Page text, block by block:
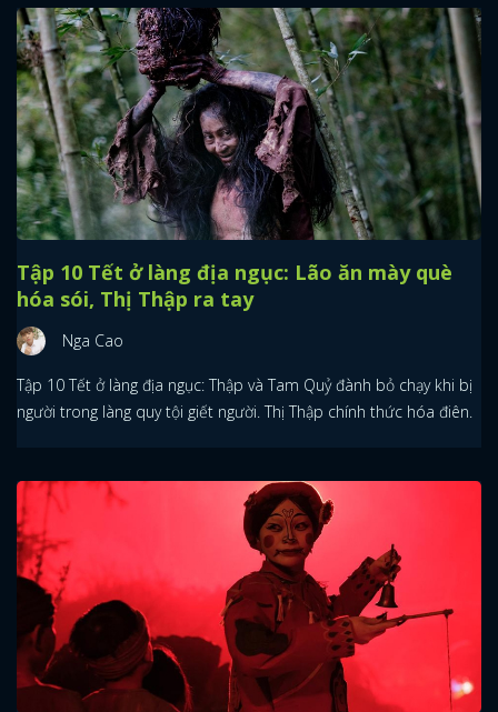
Tập 10 Tết ở làng địa ngục: Lão ăn mày què
hóa sói, Thị Thập ra tay
Nga Cao
Tập 10 Tết ở làng địa ngục: Thập và Tam Quỷ đành bỏ chạy khi bị
người trong làng quy tội giết người. Thị Thập chính thức hóa điên.